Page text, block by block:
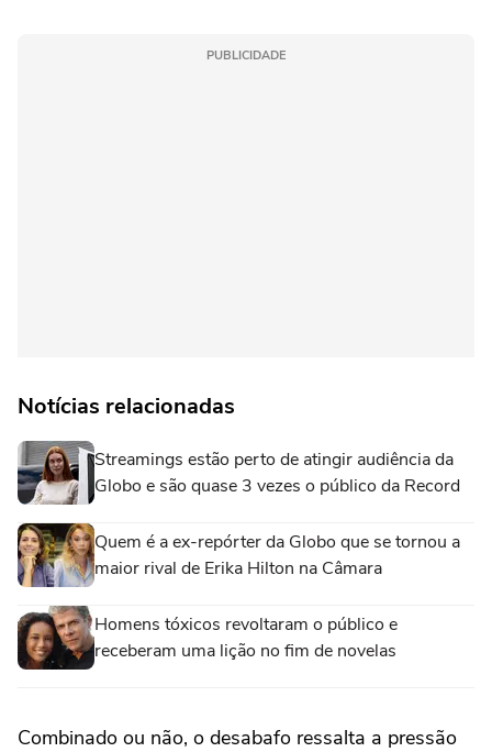
PUBLICIDADE
Notícias relacionadas
Streamings estão perto de atingir audiência da
Globo e são quase 3 vezes o público da Record
Quem é a ex-repórter da Globo que se tornou a
maior rival de Erika Hilton na Câmara
Homens tóxicos revoltaram o público e
receberam uma lição no fim de novelas
Combinado ou não, o desabafo ressalta a pressão